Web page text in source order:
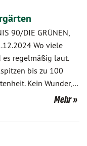
90/DIE GRÜNEN,
Wo viele
regelmäßig laut.
bis zu 100
Kein Wunder,…
Mehr